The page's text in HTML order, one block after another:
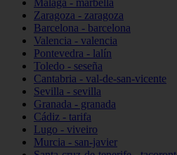
Málaga - marbella
Zaragoza - zaragoza
Barcelona - barcelona
Valencia - valencia
Pontevedra - lalín
Toledo - seseña
Cantabria - val-de-san-vicente
Sevilla - sevilla
Granada - granada
Cádiz - tarifa
Lugo - viveiro
Murcia - san-javier